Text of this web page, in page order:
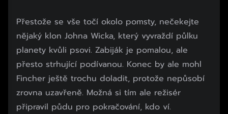
Přestože se vše točí okolo pomsty, nečekejte
nějaký klon Johna Wicka, který vyvraždí půlku
planety kvůli psovi. Zabiják je pomalou, ale
přesto strhující podívanou. Konec by ale mohl
Fincher ještě trochu doladit, protože nepůsobí
zrovna uzavřeně. Možná si tím ale režisér
připravil půdu pro pokračování, kdo ví.